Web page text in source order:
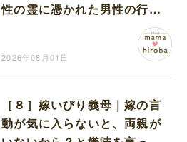
性の霊に憑かれた男性の行方
2026年08月01日
［８］嫁いびり義母｜嫁の言
動が気に入らないと、両親が